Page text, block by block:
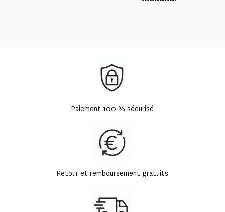
Paiement 100 % sécurisé
Retour et remboursement gratuits